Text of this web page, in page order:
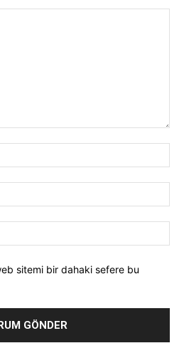
sitemi bir dahaki sefere bu